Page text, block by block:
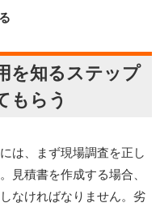
を知るステップ
もらう
は、まず現場調査を正し
見積書を作成する場合、
なければなりません。劣